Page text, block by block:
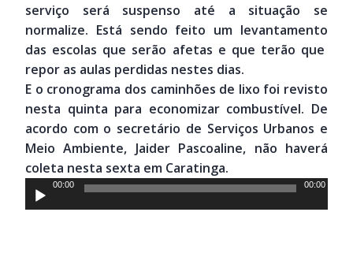
serviço será suspenso até a situação se
normalize. Está sendo feito um levantamento
das escolas que serão afetas e que terão que
repor as aulas perdidas nestes dias.
E o cronograma dos caminhões de lixo foi revisto
nesta quinta para economizar combustível. De
acordo com o secretário de Serviços Urbanos e
Meio Ambiente, Jaider Pascoaline, não haverá
coleta nesta sexta em Caratinga.
Tocador
de
00:00 00:00